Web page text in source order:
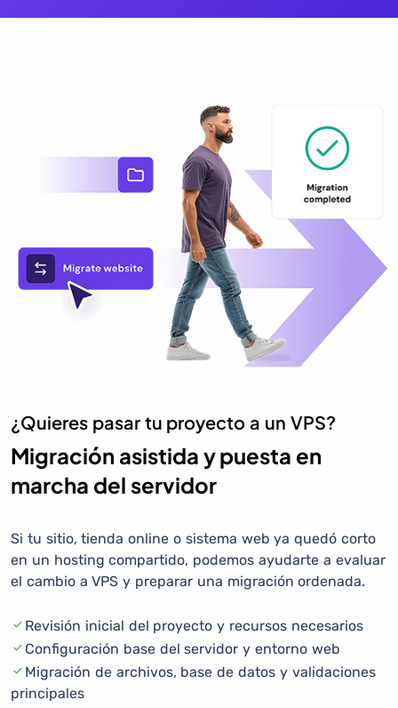
¿Quieres pasar tu proyecto a un VPS?
Migración asistida y puesta en
marcha del servidor
Si tu sitio, tienda online o sistema web ya quedó corto
en un hosting compartido, podemos ayudarte a evaluar
el cambio a VPS y preparar una migración ordenada.
Revisión inicial del proyecto y recursos necesarios
Configuración base del servidor y entorno web
Migración de archivos, base de datos y validaciones
principales